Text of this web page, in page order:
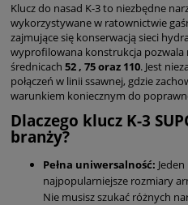
Klucz do nasad K-3 to niezbędne
wykorzystywane w ratownictwie
zajmujące się konserwacją sieci
wyprofilowana konstrukcja pozwala
średnicach 52 , 75 oraz 110. Jest
połączeń w linii ssawnej, gdzie
warunkiem koniecznym do
Dlaczego klucz K-3
branży?
Pełna uniwersalność:
najpopularniejsze rozmiary
Nie musisz szukać różnych